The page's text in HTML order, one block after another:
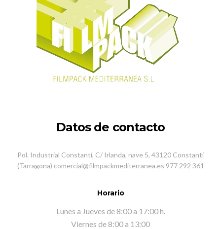
Datos de contacto
Pol. Industrial Constantí, C/ Irlanda, nave 5, 43120 Constantí
(Tarragona) comercial@filmpackmediterranea.es 977 292 361
Horario
Lunes a Jueves de 8:00 a 17:00 h.
Viernes de 8:00 a 13:00